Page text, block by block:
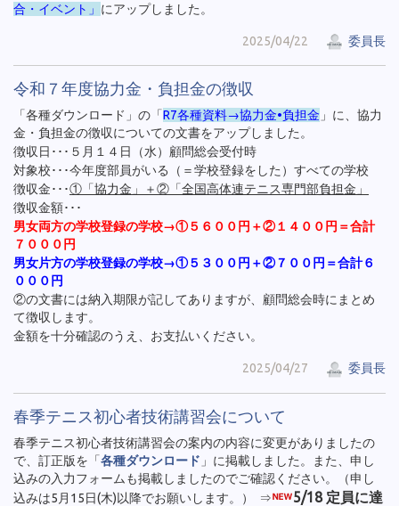
合・イベント」 にアップしました。
2025/04/22 委員長
令和７年度協力金・負担金の徴収
「各種ダウンロード」の「R7各種資料→協力金•負担金 」に、協力
金・負担金の徴収についての文書をアップしました。
徴収日･･･５月１４日（水）顧問総会受付時
対象校･･･今年度部員がいる（＝学校登録をした）すべての学校
徴収金･･･①「協力金」＋②「全国高体連テニス専門部負担金」
徴収金額･･･
男女両方の学校登録の学校→①５６００円＋②１４００円＝合計
７０００円
男女片方の学校登録の学校→①５３００円＋②７００円＝合計６
０００円
②の文書には納入期限が記してありますが、顧問総会時にまとめ
て徴収します。
金額を十分確認のうえ、お支払いください。
2025/04/27 委員長
春季テニス初心者技術講習会について
春季テニス初心者技術講習会の案内の内容に変更がありましたの
で、訂正版を「各種ダウンロード 」に掲載しました。また、申し
込みの入力フォームも掲載しましたのでご確認ください。（申し
込みは5月15日(木)以降でお願いします。） ⇒
5/18 定員に達